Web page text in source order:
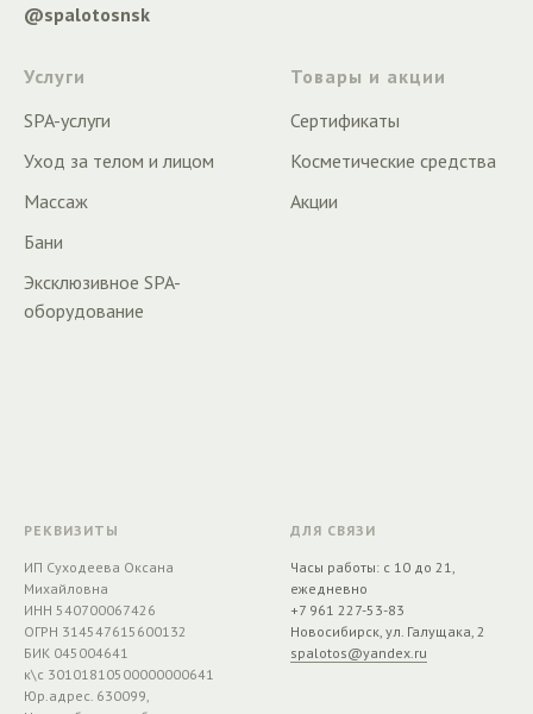
@spalotosnsk
Услуги
SPA-услуги
Уход за телом и лицом
Массаж
Бани
Эксклюзивное SPA-
оборудование
Товары и акции
Сертификаты
Косметические средства
Акции
РЕКВИЗИТЫ
ИП Суходеева Оксана
Михайловна
ИНН 540700067426
ОГРН 314547615600132
БИК 045004641
к\с 30101810500000000641
Юр.адрес. 630099,
ДЛЯ СВЯЗИ
Часы работы: с 10 до 21,
ежедневно
+7 961 227-53-83
Новосибирск, ул. Галущака, 2
spalotos@yandex.ru